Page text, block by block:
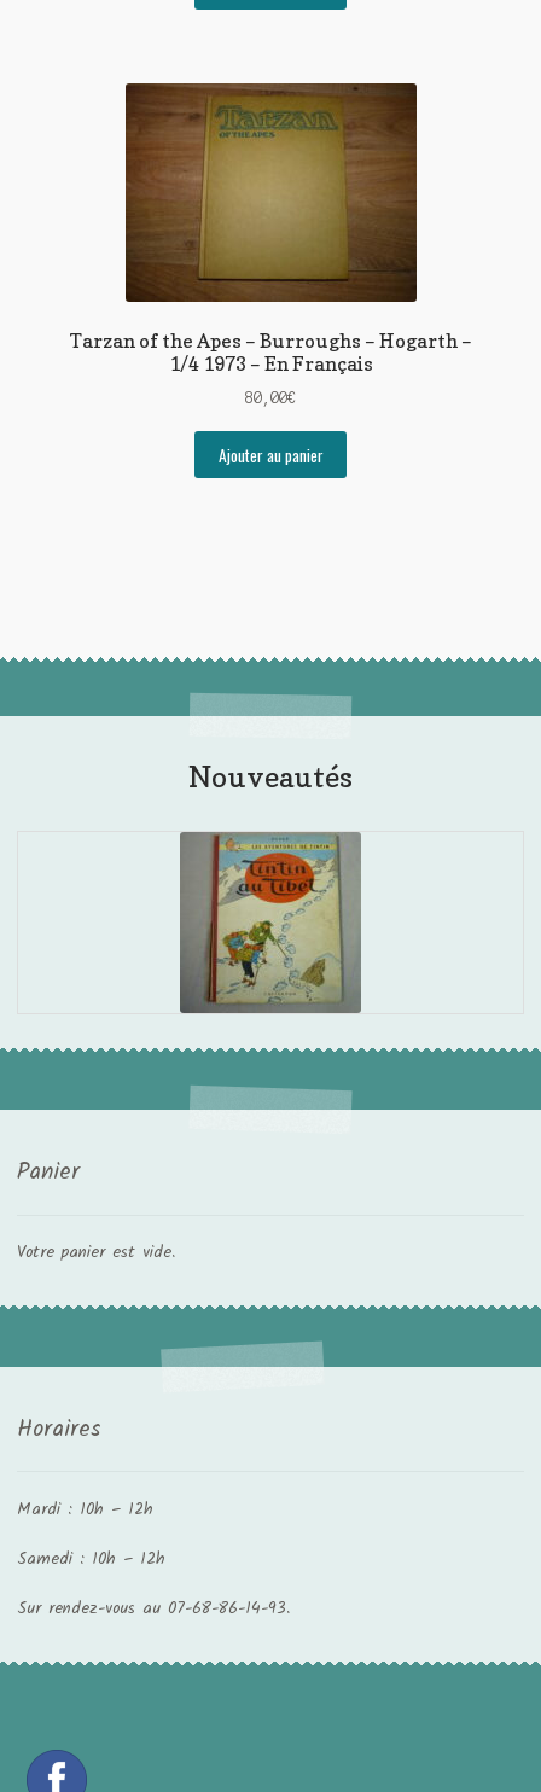
Tarzan of the Apes – Burroughs – Hogarth –
1/4 1973 – En Français
80,00€
Ajouter au panier
Nouveautés
Panier
Votre panier est vide.
Horaires
Mardi : 10h – 12h
Samedi : 10h – 12h
Sur rendez-vous au 07-68-86-14-93.